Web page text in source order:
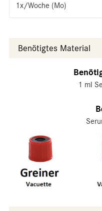
1x/Woche (Mo)
Benötigtes Material
1 ml